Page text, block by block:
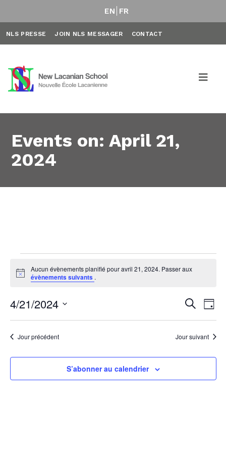
EN FR
NLS PRESSE JOIN NLS MESSAGER CONTACT
Events on: April 21,
2024
Évènements
for
avril
21,
2024
Notice
Aucun évènements planifié pour avril 21, 2024. Passer aux
évènements suivants .
Recherche
de
Jour
4/21/2024
date.
Jour précédent Jour suivant
S’abonner au calendrier